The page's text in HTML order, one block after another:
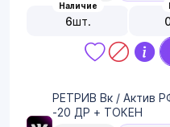
Наличие
6шт.
РЕТРИВ Вк / Актив
-20 ДР + ТОКЕН